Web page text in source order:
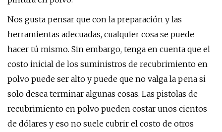
Nos gusta pensar que con la preparación y las
herramientas adecuadas, cualquier cosa se puede
hacer tú mismo. Sin embargo, tenga en cuenta que el
costo inicial de los suministros de recubrimiento en
polvo puede ser alto y puede que no valga la pena si
solo desea terminar algunas cosas. Las pistolas de
recubrimiento en polvo pueden costar unos cientos
de dólares y eso no suele cubrir el costo de otros